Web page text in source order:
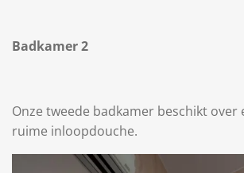
Badkamer 2
Onze tweede badkamer beschikt over
ruime inloopdouche.